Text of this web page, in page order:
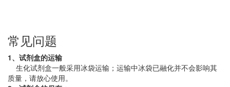
常见问题
1、试剂盒的运输
生化试剂盒一般采用冰袋运输；运输中冰袋已融化并不会影响其
质量，请放心使用。